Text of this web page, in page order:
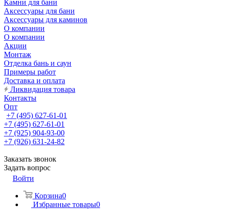
Камни для бани
Аксессуары для бани
Аксессуары для каминов
О компании
О компании
Акции
Монтаж
Отделка бань и саун
Примеры работ
Доставка и оплата
Ликвидация товара
Контакты
Опт
+7 (495) 627-61-01
+7 (495) 627-61-01
+7 (925) 904-93-00
+7 (926) 631-24-82
Заказать звонок
Задать вопрос
Войти
Корзина0
Избранные товары0